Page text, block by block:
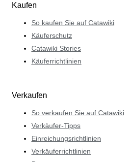
Kaufen
So kaufen Sie auf Catawiki
Käuferschutz
Catawiki Stories
Käuferrichtlinien
Verkaufen
So verkaufen Sie auf Catawiki
Verkäufer-Tipps
Einreichungsrichtlinien
Verkäuferrichtlinien